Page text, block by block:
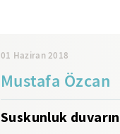
01 Haziran 2018
Mustafa Özcan
Suskunluk